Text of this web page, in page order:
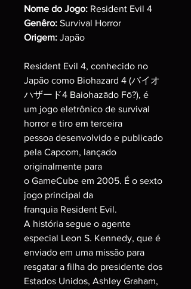
Nome do Jogo: Resident Evil 4
Genêro: Survival Horror
Origem: Japão
Resident Evil 4, conhecido no
Japão como Biohazard 4 (バイオ
ハザード4 Baiohazādo Fō?), é
um jogo eletrônico de survival
horror e tiro em terceira
pessoa desenvolvido e publicado
pela Capcom, lançado
originalmente para
o GameCube em 2005. É o sexto
jogo principal da
franquia Resident Evil.
A história segue o agente
especial Leon S. Kennedy, que é
enviado em uma missão para
resgatar a filha do presidente dos
Estados Unidos, Ashley Graham,